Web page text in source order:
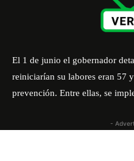
El 1 de junio el gobernador
reiniciarían su labores eran 57
prevención. Entre ellas, se
-